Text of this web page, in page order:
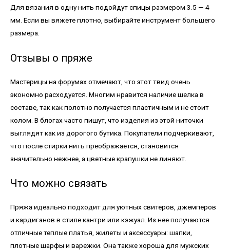
Для вязания в одну нить подойдут спицы размером 3.5 — 4
мм. Если вы вяжете плотно, выбирайте инструмент большего
размера.
Отзывы о пряже
Мастерицы на форумах отмечают, что этот твид очень
экономно расходуется. Многим нравится наличие шелка в
составе, так как полотно получается пластичным и не стоит
колом. В блогах часто пишут, что изделия из этой ниточки
выглядят как из дорогого бутика. Покупатели подчеркивают,
что после стирки нить преображается, становится
значительно нежнее, а цветные крапушки не линяют.
Что можно связать
Пряжа идеально подходит для уютных свитеров, джемперов
и кардиганов в стиле кантри или кэжуал. Из нее получаются
отличные теплые платья, жилеты и аксессуары: шапки,
плотные шарфы и варежки. Она также хороша для мужских